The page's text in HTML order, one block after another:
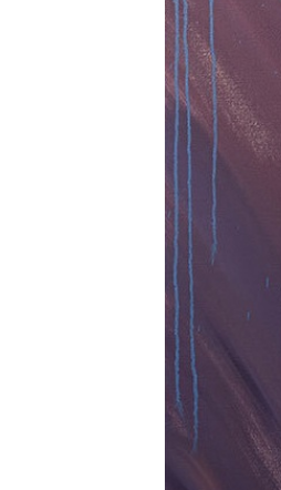
Cómics
Críticas